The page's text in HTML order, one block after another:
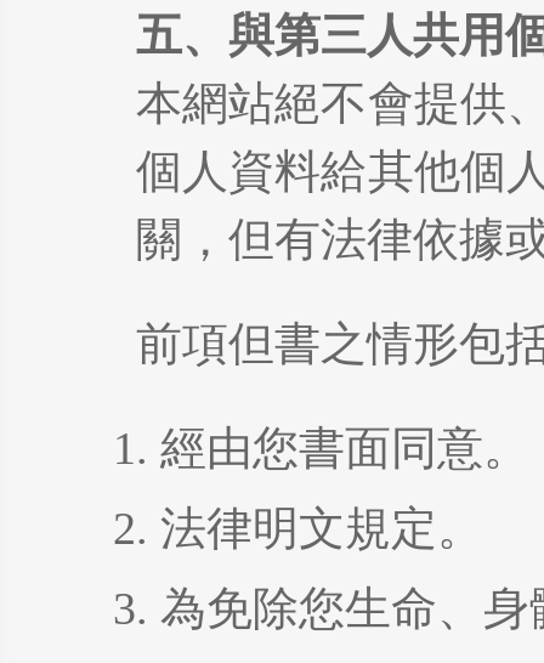
五、與第三人共用
本網站絕不會提供
個人資料給其他個
關，但有法律依據
前項但書之情形包
經由您書面同意。
法律明文規定。
為免除您生命、